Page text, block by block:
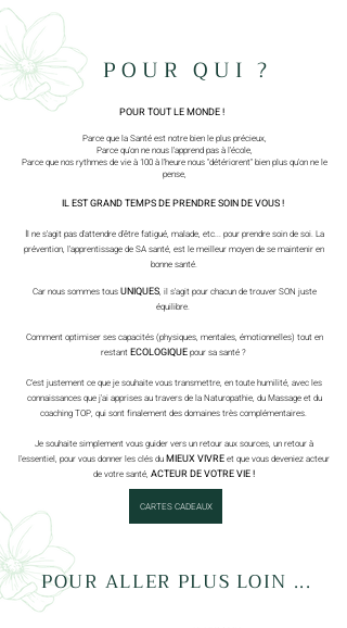
POUR QUI ?
POUR TOUT LE MONDE !
Parce que la Santé est notre bien le plus précieux,
Parce qu'on ne nous l'apprend pas à l'école,
Parce que nos rythmes de vie à 100 à l'heure nous "détériorent" bien plus qu'on ne le
pense,
IL EST GRAND TEMPS DE PRENDRE SOIN DE VOUS !
Il ne s'agit pas d'attendre d'être fatigué, malade, etc... pour prendre soin de soi. La
prévention, l'apprentissage de SA santé, est le meilleur moyen de se maintenir en
bonne santé.
Car nous sommes tousUNIQUES, il s'agit pour chacun de trouver SON juste
équilibre.
Comment optimiser ses capacités (physiques, mentales, émotionnelles) tout en
restantECOLOGIQUEpour sa santé ?
C'est justement ce que je souhaite vous transmettre, en toute humilité, avec les
connaissances que j'ai apprises au travers de la Naturopathie, du Massage et du
coaching TOP, qui sont finalement des domaines très complémentaires.
Je souhaite simplement vous guider vers un retour aux sources, un retour à
l'essentiel, pour vous donner les clés duMIEUX VIVREet que vous deveniez acteur
de votre santé, ACTEUR DE VOTRE VIE !
CARTES CADEAUX
POUR ALLER PLUS LOIN ...